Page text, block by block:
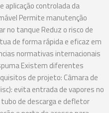
aplicação controlada da
Permite manutenção
no tanque Reduz o risco de
de forma rápida e eficaz em
normativas internacionais
Existem diferentes
de projeto: Câmara de
evita entrada de vapores no
de descarga e defletor